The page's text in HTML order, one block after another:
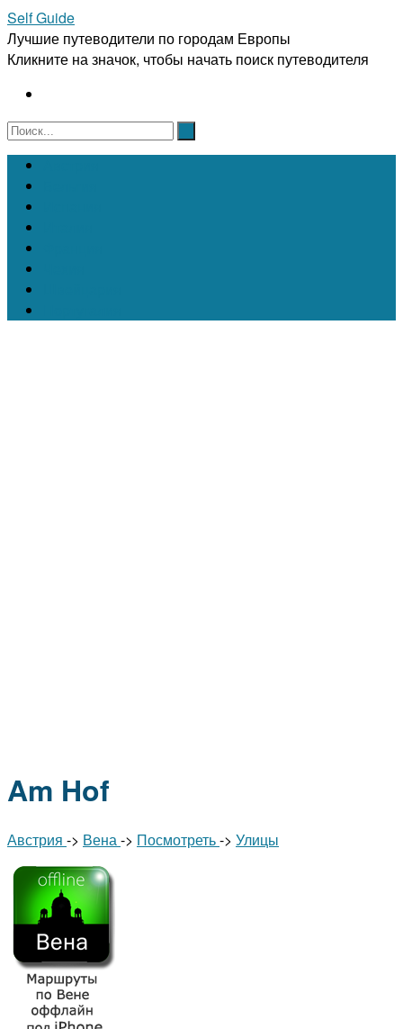
Self Guide
Лучшие путеводители по городам Европы
Кликните на значок, чтобы начать поиск путеводителя
Am Hof
Австрия -> Вена-> Посмотреть-> Улицы